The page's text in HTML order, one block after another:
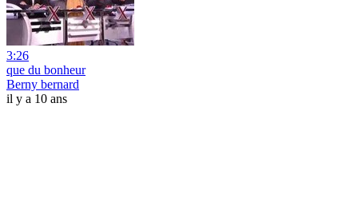
3:26
que du bonheur
Berny bernard
il y a 10 ans